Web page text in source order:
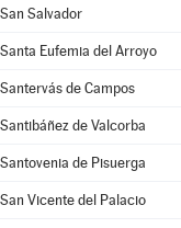
San Salvador
Santa Eufemia del Arroyo
Santervás de Campos
Santibáñez de Valcorba
Santovenia de Pisuerga
San Vicente del Palacio